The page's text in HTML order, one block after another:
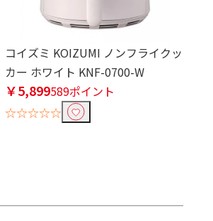
コイズミ KOIZUMI ノンフライクッ
カー ホワイト KNF-0700-W
￥5,899589ポイント
☆☆☆☆☆